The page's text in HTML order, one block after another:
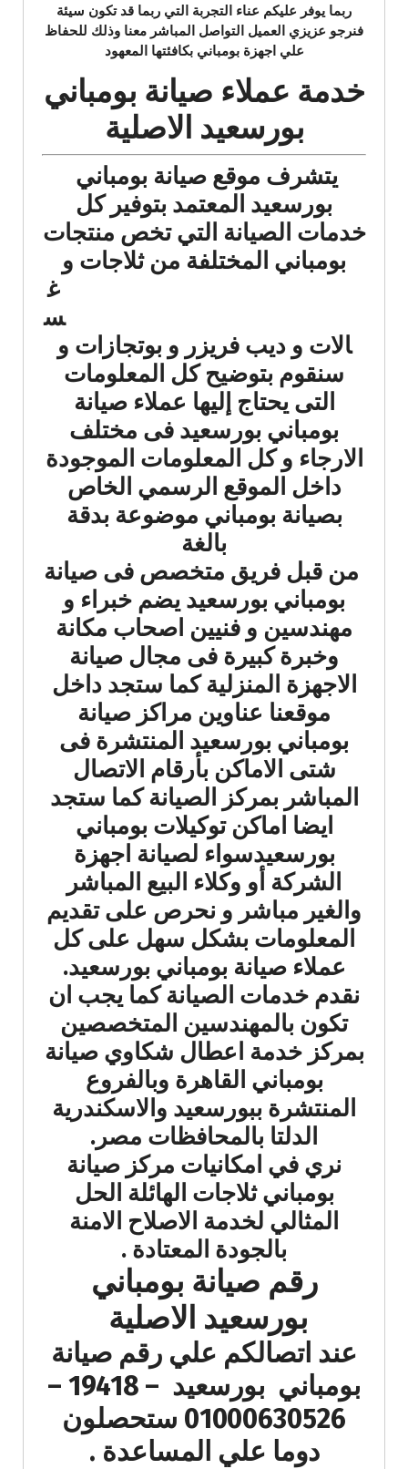
ربما يوفر عليكم عناء التجربة التي ربما قد تكون سيئة
فنرجو عزيزي العميل التواصل المباشر معنا وذلك للحفاظ
علي اجهزة بومباني بكافئتها المعهود
خدمة عملاء صيانة بومباني
بورسعيد الاصلية
يتشرف موقع صيانة بومباني
بورسعيد المعتمد بتوفير كل
خدمات الصيانة التي تخص منتجات
بومباني المختلفة من ثلاجات و
غ
س
الات و ديب فريزر و بوتجازات و
سنقوم بتوضيح كل المعلومات
التى يحتاج إليها عملاء صيانة
بومباني بورسعيد فى مختلف
الارجاء و كل المعلومات الموجودة
داخل الموقع الرسمي الخاص
بصيانة بومباني موضوعة بدقة
بالغة
من قبل فريق متخصص فى صيانة
بومباني بورسعيد يضم خبراء و
مهندسين و فنيين اصحاب مكانة
وخبرة كبيرة فى مجال صيانة
الاجهزة المنزلية كما ستجد داخل
موقعنا عناوين مراكز صيانة
بومباني بورسعيد المنتشرة فى
شتى الاماكن بأرقام الاتصال
المباشر بمركز الصيانة كما ستجد
ايضا اماكن توكيلات بومباني
بورسعيدسواء لصيانة اجهزة
الشركة أو وكلاء البيع المباشر
والغير مباشر و نحرص على تقديم
المعلومات بشكل سهل على كل
عملاء صيانة بومباني بورسعيد.
نقدم خدمات الصيانة كما يجب ان
تكون بالمهندسين المتخصصين
بمركز خدمة اعطال شكاوي صيانة
بومباني القاهرة وبالفروع
المنتشرة ببورسعيد والاسكندرية
الدلتا بالمحافظات مصر.
نري في امكانيات مركز صيانة
بومباني ثلاجات الهائلة الحل
المثالي لخدمة الاصلاح الامنة
بالجودة المعتادة .
رقم صيانة بومباني
بورسعيد الاصلية
عند اتصالكم علي رقم صيانة
بومباني بورسعيد – 19418 –
01000630526 ستحصلون
دوما علي المساعدة .